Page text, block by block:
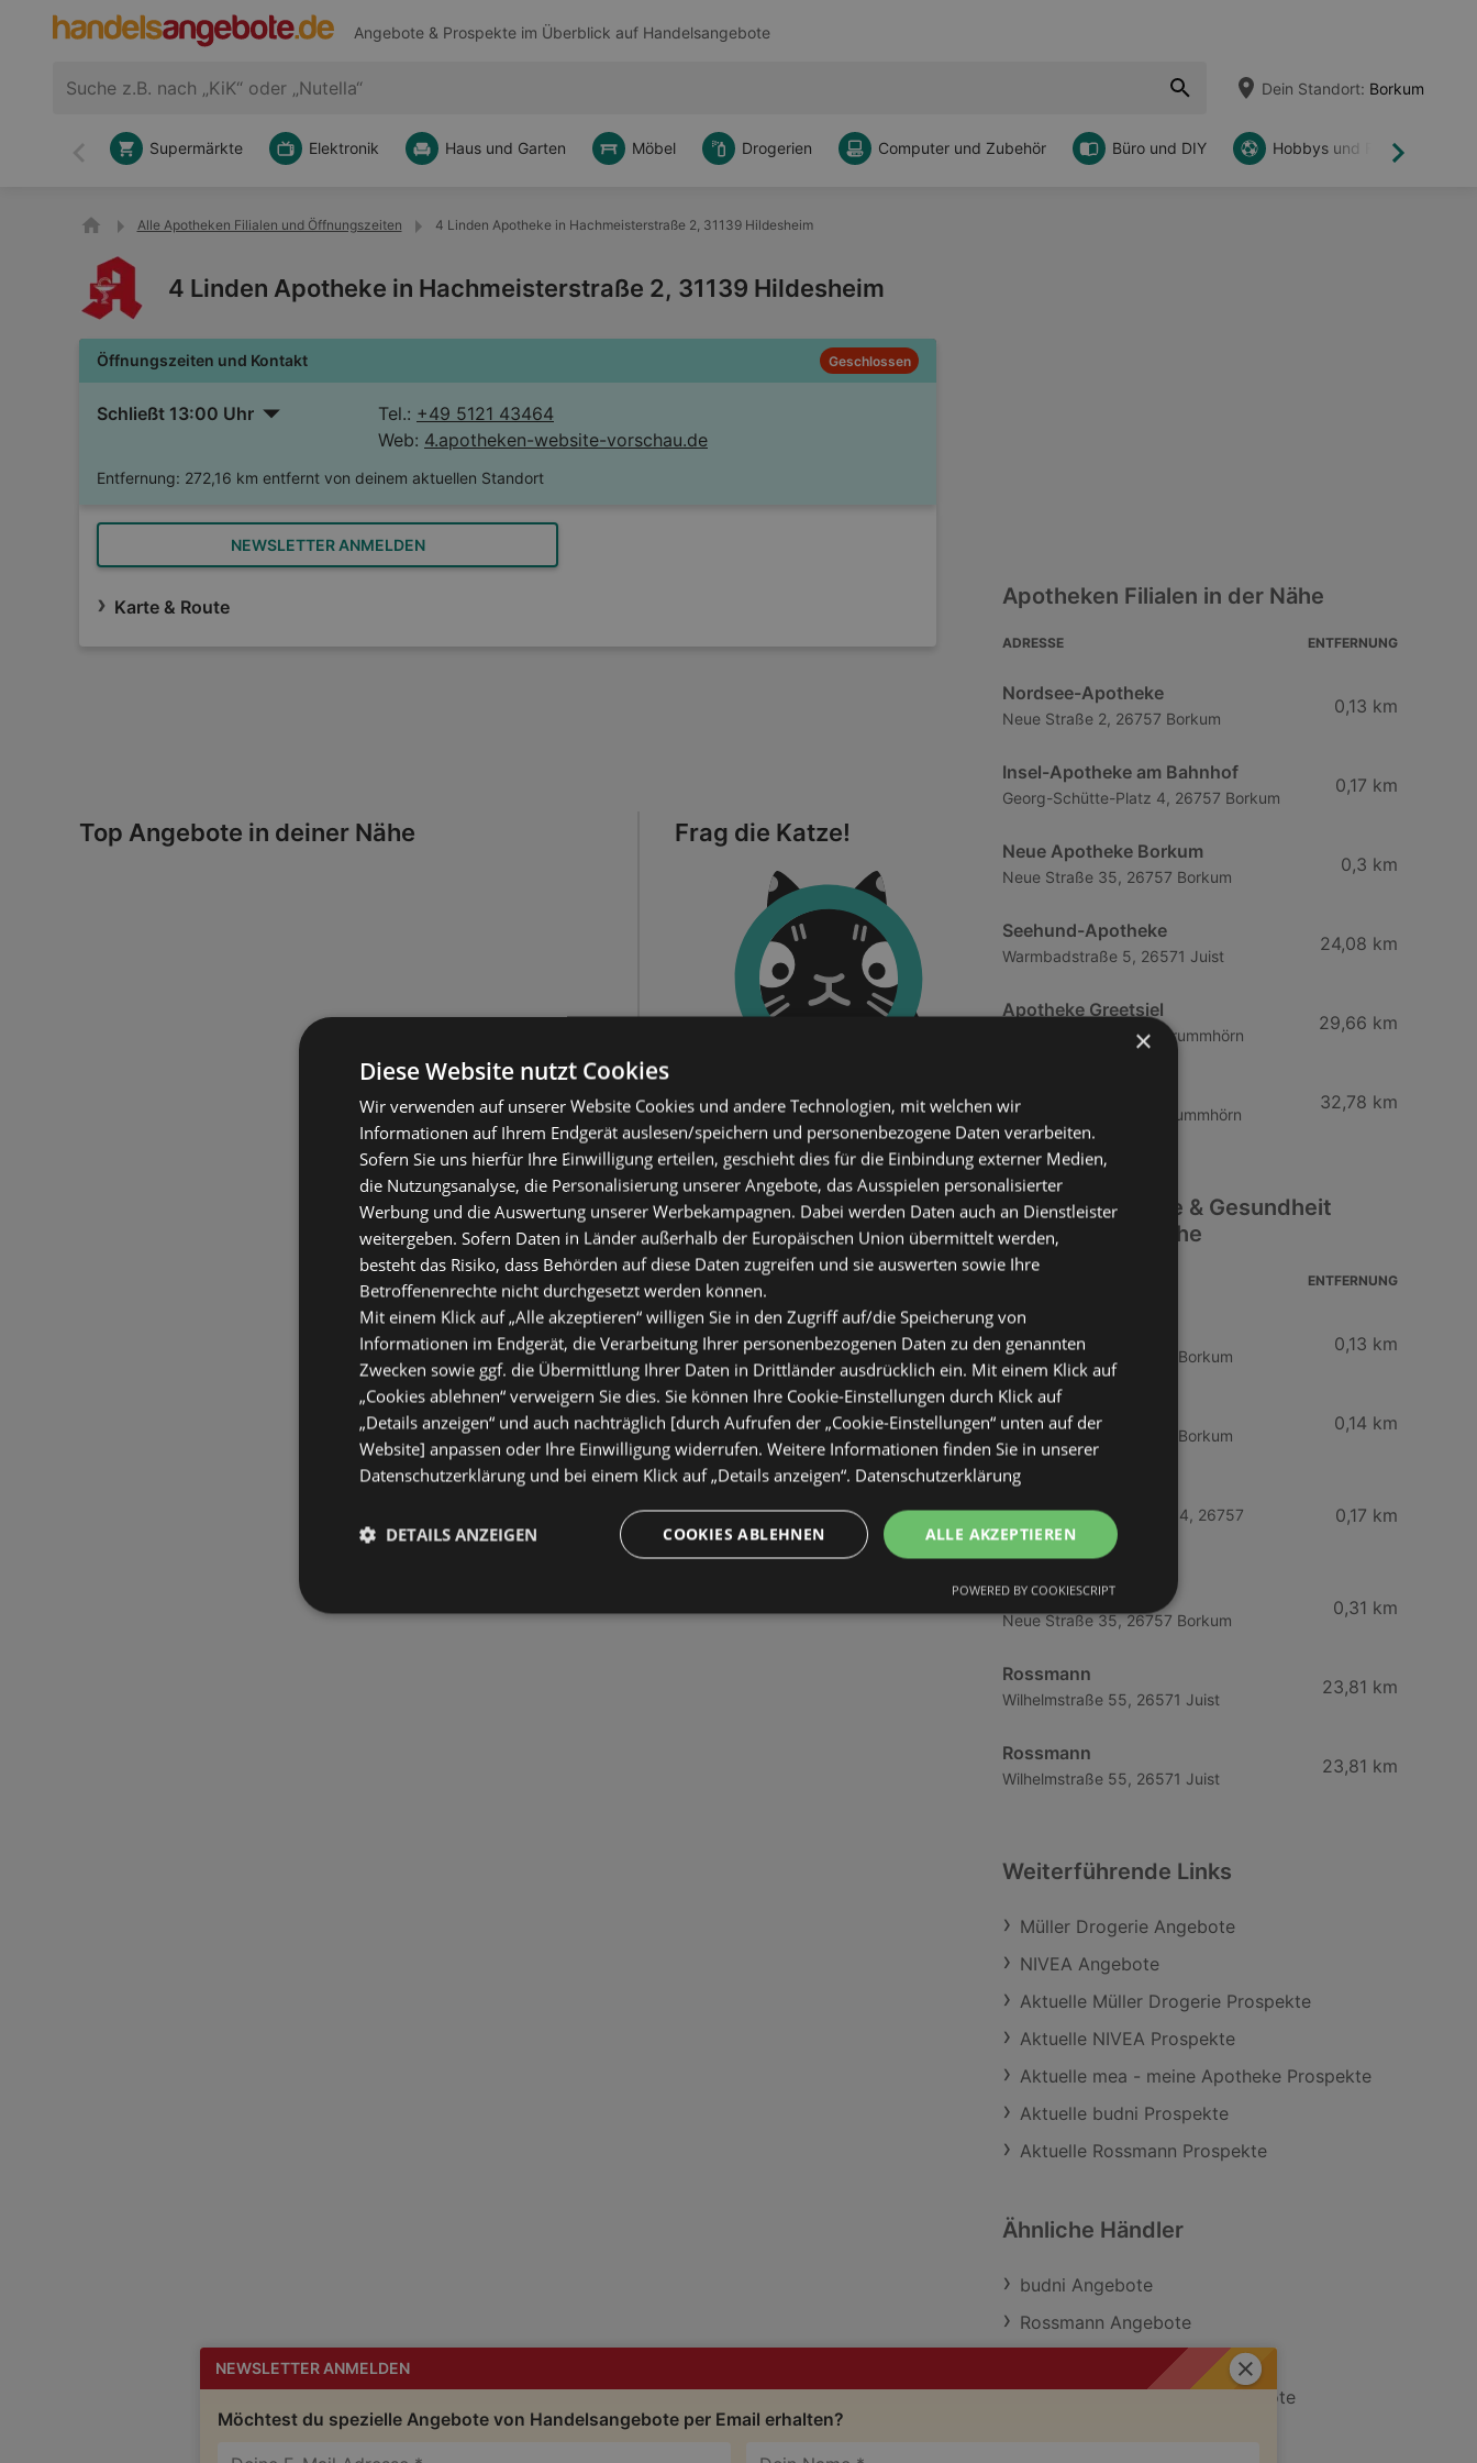
Angebote & Prospekte im Überblick auf Handelsangebote
Dein Standort: Borkum
Zurück Weiter
Supermärkte Elektronik Haus und Garten Möbel Drogerien Computer und Zubehör Büro und DIY Hobbys und Freizeit
Alle Apotheken Filialen und Öffnungszeiten 4 Linden Apotheke in Hachmeisterstraße 2, 31139 Hildesheim
4 Linden Apotheke in Hachmeisterstraße 2, 31139 Hildesheim
Öffnungszeiten und Kontakt Geschlossen
Schließt 13:00 Uhr Tel.: +49 5121 43464
Web: 4.apotheken-website-vorschau.de
Entfernung: 272,16 km entfernt von deinem aktuellen Standort
NEWSLETTER ANMELDEN
Karte & Route
Schließen
NEWSLETTER ANMELDEN
Möchtest du spezielle Angebote von Handelsangebote per Email erhalten?
Top Angebote in deiner Nähe Frag die Katze!
Apotheken Filialen in der Nähe
ADRESSE ENTFERNUNG
Nordsee-Apotheke
Neue Straße 2, 26757 Borkum
0,13 km
Insel-Apotheke am Bahnhof
Georg-Schütte-Platz 4, 26757 Borkum
0,17 km
Neue Apotheke Borkum
Neue Straße 35, 26757 Borkum
0,3 km
Seehund-Apotheke
Warmbadstraße 5, 26571 Juist
24,08 km
Apotheke Greetsiel
Ankerstraße 1, 26736 Krummhörn
29,66 km
Möhlenhörn 2, 26736 Krummhörn
32,78 km
Weitere Drogerie & Gesundheit
Filialen in der Nähe
ENTFERNUNG
Rossmann
Strandstraße 22, 26757 Borkum
0,13 km
Rossmann
Strandstraße 22, 26757 Borkum
0,14 km
Eucerin
Am Georg Schütte Platz 4, 26757
Borkum
0,17 km
Eucerin
Neue Straße 35, 26757 Borkum
0,31 km
Rossmann
Wilhelmstraße 55, 26571 Juist
23,81 km
Rossmann
Wilhelmstraße 55, 26571 Juist
23,81 km
Weiterführende Links
Müller Drogerie Angebote
NIVEA Angebote
Aktuelle Müller Drogerie Prospekte
Aktuelle NIVEA Prospekte
Aktuelle mea - meine Apotheke Prospekte
Aktuelle budni Prospekte
Aktuelle Rossmann Prospekte
Ähnliche Händler
budni Angebote
Rossmann Angebote
Müller Drogerie Angebote
mea - meine Apotheke Angebote
×
Diese Website nutzt Cookies
Wir verwenden auf unserer Website Cookies und andere Technologien, mit welchen wir
Informationen auf Ihrem Endgerät auslesen/speichern und personenbezogene Daten verarbeiten.
Sofern Sie uns hierfür Ihre Einwilligung erteilen, geschieht dies für die Einbindung externer Medien,
die Nutzungsanalyse, die Personalisierung unserer Angebote, das Ausspielen personalisierter
Werbung und die Auswertung unserer Werbekampagnen. Dabei werden Daten auch an Dienstleister
weitergeben. Sofern Daten in Länder außerhalb der Europäischen Union übermittelt werden,
besteht das Risiko, dass Behörden auf diese Daten zugreifen und sie auswerten sowie Ihre
Betroffenenrechte nicht durchgesetzt werden können.
Mit einem Klick auf „Alle akzeptieren“ willigen Sie in den Zugriff auf/die Speicherung von
Informationen im Endgerät, die Verarbeitung Ihrer personenbezogenen Daten zu den genannten
Zwecken sowie ggf. die Übermittlung Ihrer Daten in Drittländer ausdrücklich ein. Mit einem Klick auf
„Cookies ablehnen“ verweigern Sie dies. Sie können Ihre Cookie-Einstellungen durch Klick auf
„Details anzeigen“ und auch nachträglich [durch Aufrufen der „Cookie-Einstellungen“ unten auf der
Website] anpassen oder Ihre Einwilligung widerrufen. Weitere Informationen finden Sie in unserer
Datenschutzerklärung und bei einem Klick auf „Details anzeigen“. Datenschutzerklärung
ALLE AKZEPTIEREN
COOKIES ABLEHNEN
DETAILS ANZEIGEN
POWERED BY COOKIESCRIPT